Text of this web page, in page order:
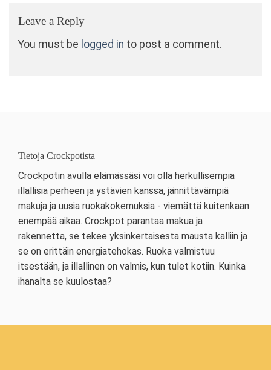
Leave a Reply
You must be logged in to post a comment.
Tietoja Crockpotista
Crockpotin avulla elämässäsi voi olla herkullisempia
illallisia perheen ja ystävien kanssa, jännittävämpiä
makuja ja uusia ruokakokemuksia - viemättä kuitenkaan
enempää aikaa. Crockpot parantaa makua ja
rakennetta, se tekee yksinkertaisesta mausta kalliin ja
se on erittäin energiatehokas. Ruoka valmistuu
itsestään, ja illallinen on valmis, kun tulet kotiin. Kuinka
ihanalta se kuulostaa?